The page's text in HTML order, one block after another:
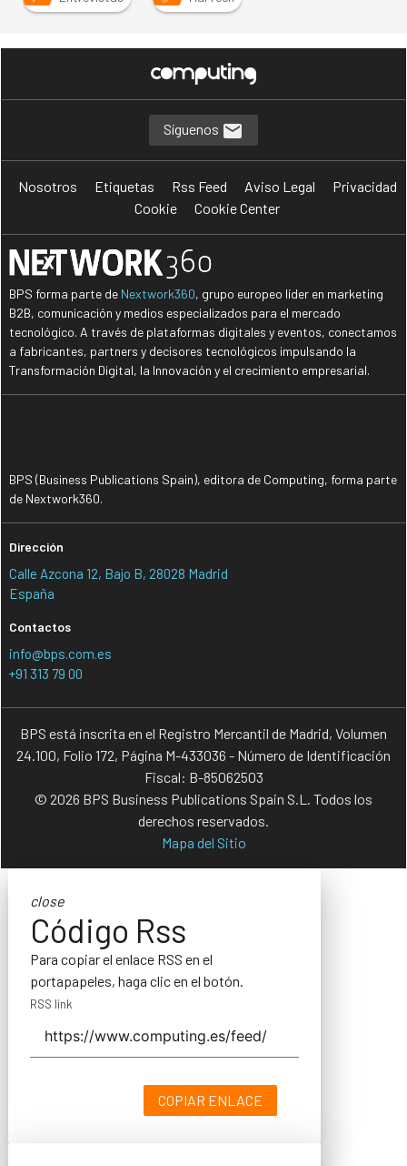
Síguenos
Nosotros Etiquetas Rss Feed Aviso Legal
Privacidad
Cookie
Cookie Center
BPS forma parte de Nextwork360, grupo europeo líder en marketing
B2B, comunicación y medios especializados para el mercado
tecnológico. A través de plataformas digitales y eventos, conectamos
a fabricantes, partners y decisores tecnológicos impulsando la
Transformación Digital, la Innovación y el crecimiento empresarial.
BPS (Business Publications Spain), editora de Computing, forma parte
de Nextwork360.
Dirección
Calle Azcona 12, Bajo B, 28028 Madrid
España
Contactos
info@bps.com.es
+91 313 79 00
BPS está inscrita en el Registro Mercantil de Madrid, Volumen
24.100, Folio 172, Página M-433036 - Número de Identificación
Fiscal: B-85062503
© 2026 BPS Business Publications Spain S.L. Todos los
derechos reservados.
Mapa del Sitio
close
Código Rss
Para copiar el enlace RSS en el
portapapeles, haga clic en el botón.
RSS link
COPIAR ENLACE